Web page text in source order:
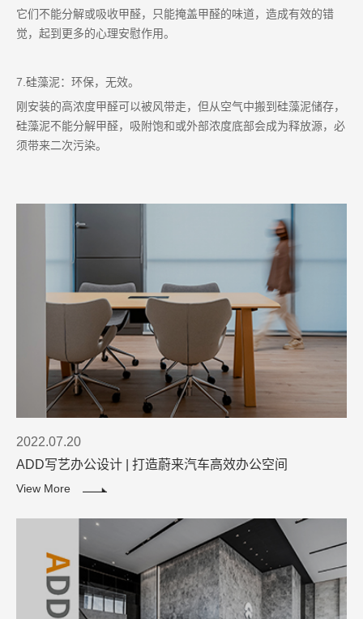
它们不能分解或吸收甲醛，只能掩盖甲醛的味道，造成有效的错
觉，起到更多的心理安慰作用。
7.硅藻泥：环保，无效。
刚安装的高浓度甲醛可以被风带走，但从空气中搬到硅藻泥储存，
硅藻泥不能分解甲醛，吸附饱和或外部浓度底部会成为释放源，必
须带来二次污染。
2022.07.20
ADD写艺办公设计 | 打造蔚来汽车高效办公空间
View More